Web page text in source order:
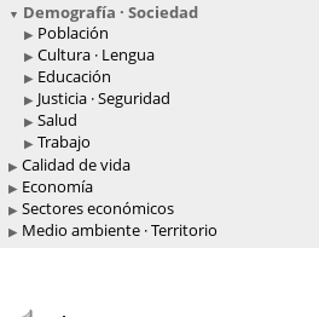
Demografía · Sociedad
Población
Cultura · Lengua
Educación
Justicia · Seguridad
Salud
Trabajo
Calidad de vida
Economía
Sectores económicos
Medio ambiente · Territorio